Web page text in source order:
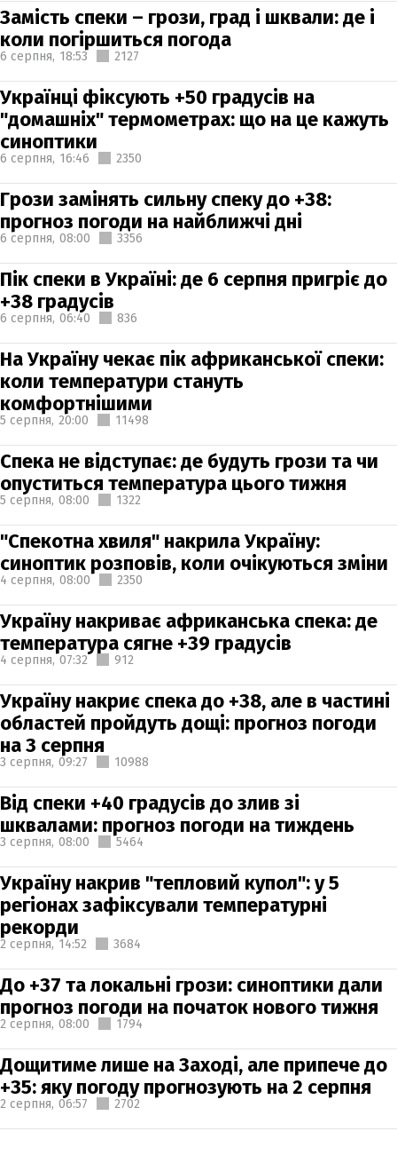
Замість спеки – грози, град і шквали: де і
коли погіршиться погода
6 серпня, 18:53 2127
Українці фіксують +50 градусів на
"домашніх" термометрах: що на це кажуть
синоптики
6 серпня, 16:46 2350
Грози замінять сильну спеку до +38:
прогноз погоди на найближчі дні
6 серпня, 08:00 3356
Пік спеки в Україні: де 6 серпня пригріє до
+38 градусів
6 серпня, 06:40 836
На Україну чекає пік африканської спеки:
коли температури стануть
комфортнішими
5 серпня, 20:00 11498
Спека не відступає: де будуть грози та чи
опуститься температура цього тижня
5 серпня, 08:00 1322
"Спекотна хвиля" накрила Україну:
синоптик розповів, коли очікуються зміни
4 серпня, 08:00 2350
Україну накриває африканська спека: де
температура сягне +39 градусів
4 серпня, 07:32 912
Україну накриє спека до +38, але в частині
областей пройдуть дощі: прогноз погоди
на 3 серпня
3 серпня, 09:27 10988
Від спеки +40 градусів до злив зі
шквалами: прогноз погоди на тиждень
3 серпня, 08:00 5464
Україну накрив "тепловий купол": у 5
регіонах зафіксували температурні
рекорди
2 серпня, 14:52 3684
До +37 та локальні грози: синоптики дали
прогноз погоди на початок нового тижня
2 серпня, 08:00 1794
Дощитиме лише на Заході, але припече до
+35: яку погоду прогнозують на 2 серпня
2 серпня, 06:57 2702